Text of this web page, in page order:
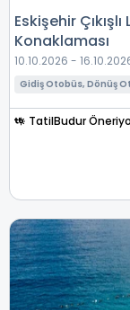
Eskişehir
Konaklaması
10.10.2026 -
Gidiş Otobüs, Dönüş
TatilBudur